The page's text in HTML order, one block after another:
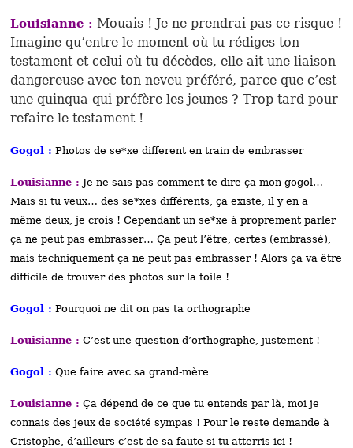
Louisianne :Mouais ! Je ne prendrai pas ce risque !
Imagine qu’entre le moment où tu rédiges ton
testament et celui où tu décèdes, elle ait une liaison
dangereuse avec ton neveu préféré, parce que c’est
une quinqua qui préfère les jeunes ? Trop tard pour
refaire le testament !
Gogol : Photos de se*xe different en train de embrasser
Louisianne : Je ne sais pas comment te dire ça mon gogol…
Mais si tu veux… des se*xes différents, ça existe, il y en a
même deux, je crois ! Cependant un se*xe à proprement parler
ça ne peut pas embrasser… Ça peut l’être, certes (embrassé),
mais techniquement ça ne peut pas embrasser ! Alors ça va être
difficile de trouver des photos sur la toile !
Gogol : Pourquoi ne dit on pas ta orthographe
Louisianne : C’est une question d’orthographe, justement !
Gogol : Que faire avec sa grand-mère
Louisianne : Ça dépend de ce que tu entends par là, moi je
connais des jeux de société sympas ! Pour le reste demande à
Cristophe, d’ailleurs c’est de sa faute si tu atterris ici !